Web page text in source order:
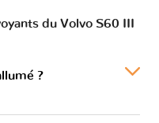
du Volvo S60 III
?